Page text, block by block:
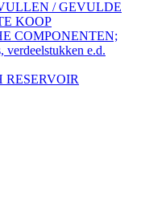
/ GEVULDE
KOOP
COMPONENTEN;
verdeelstukken e.d.